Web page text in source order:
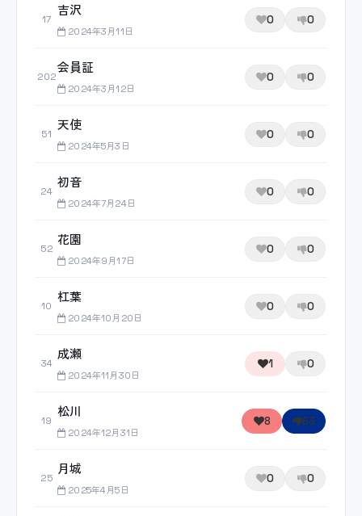
17
吉沢
2024年3月11日
0 0
202
会員証
2024年3月12日
0 0
51
天使
2024年5月3日
0 0
24
初音
2024年7月24日
0 0
52
花園
2024年9月17日
0 0
10
杠葉
2024年10月20日
0 0
34
成瀬
2024年11月30日
1 0
19
松川
2024年12月31日
8 63
25
月城
2025年4月5日
0 0